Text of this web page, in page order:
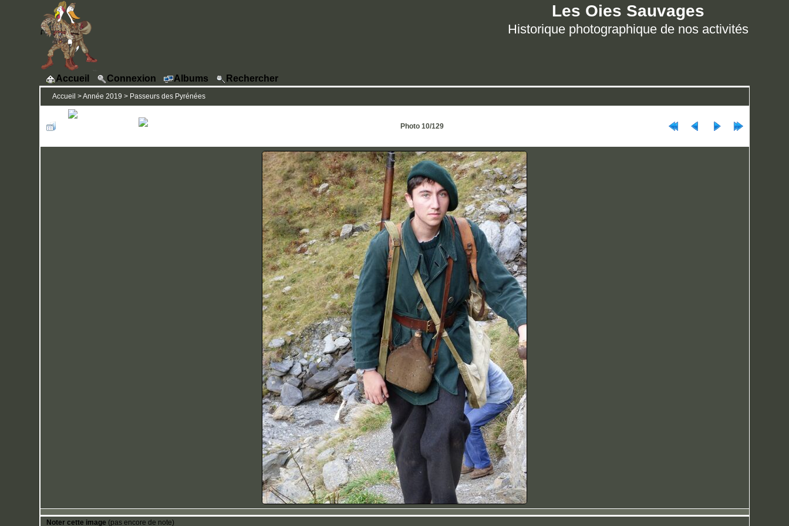
Les Oies Sauvages
Historique photographique de nos activités
Accueil Connexion Albums Rechercher
Accueil >Année 2019 > Passeurs des Pyrénées
Photo 10/129
Noter cette image (pas encore de note)